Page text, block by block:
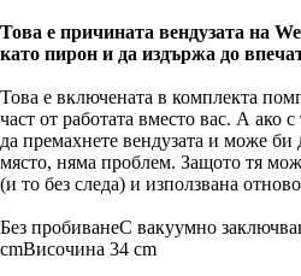
Това е причината вендузата на
като пирон и да издържа до
Това е включената в комплекта
част от работата вместо вас. А ако
да премахнете вендузата и може би
място, няма проблем. Защото тя
(и то без следа) и използвана
Без пробиванеС вакуумно
cmВисочина 34 cm